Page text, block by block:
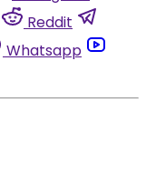
Reddit
Whatsapp